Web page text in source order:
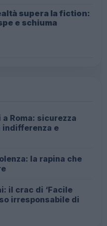
supera la fiction:
e schiuma
Roma: sicurezza
e
la rapina che
il crac di ‘Facile
irresponsabile di